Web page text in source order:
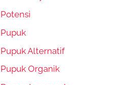
Potensi
Pupuk
Pupuk Alternatif
Pupuk Organik